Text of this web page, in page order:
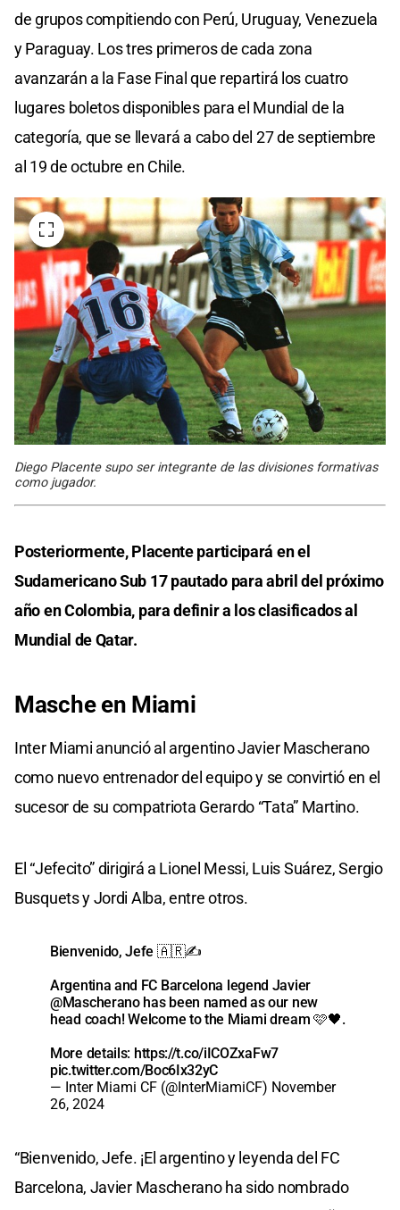
de grupos compitiendo con Perú, Uruguay, Venezuela
y Paraguay. Los tres primeros de cada zona
avanzarán a la Fase Final que repartirá los cuatro
lugares boletos disponibles para el Mundial de la
categoría, que se llevará a cabo del 27 de septiembre
al 19 de octubre en Chile.
Diego Placente supo ser integrante de las divisiones formativas
como jugador.
Posteriormente, Placente participará en el
Sudamericano Sub 17 pautado para abril del próximo
año en Colombia, para definir a los clasificados al
Mundial de Qatar.
Masche en Miami
Inter Miami anunció al argentino Javier Mascherano
como nuevo entrenador del equipo y se convirtió en el
sucesor de su compatriota Gerardo “Tata” Martino.
El “Jefecito” dirigirá a Lionel Messi, Luis Suárez, Sergio
Busquets y Jordi Alba, entre otros.
Bienvenido, Jefe 🇦🇷✍️
Argentina and FC Barcelona legend Javier
@Mascheranohas been named as our new
head coach! Welcome to the Miami dream 🩷🖤.
More details: https://t.co/iICOZxaFw7
pic.twitter.com/Boc6Ix32yC
— Inter Miami CF (@InterMiamiCF) November
26, 2024
“Bienvenido, Jefe. ¡El argentino y leyenda del FC
Barcelona, ​​Javier Mascherano ha sido nombrado